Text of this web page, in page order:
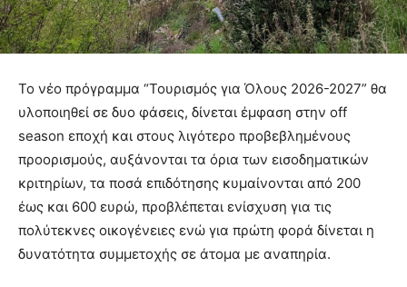
Το νέο πρόγραμμα “Τουρισμός για Όλους 2026-2027” θα
υλοποιηθεί σε δυο φάσεις, δίνεται έμφαση στην off
season εποχή και στους λιγότερο προβεβλημένους
προορισμούς, αυξάνονται τα όρια των εισοδηματικών
κριτηρίων, τα ποσά επιδότησης κυμαίνονται από 200
έως και 600 ευρώ, προβλέπεται ενίσχυση για τις
πολύτεκνες οικογένειες ενώ για πρώτη φορά δίνεται η
δυνατότητα συμμετοχής σε άτομα με αναπηρία.